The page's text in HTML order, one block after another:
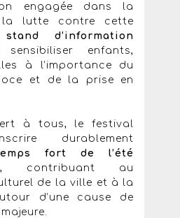
engagée dans la
la lutte contre cette
stand d’information
enfants,
à l’importance du
et de la prise en
à tous, le festival
durablement
fort de l’été
, contribuant au
de la ville et à la
d’une cause de